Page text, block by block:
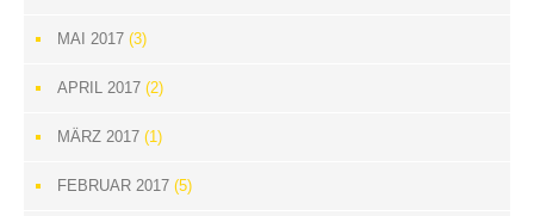
MAI 2017 (3)
APRIL 2017 (2)
MÄRZ 2017 (1)
FEBRUAR 2017 (5)